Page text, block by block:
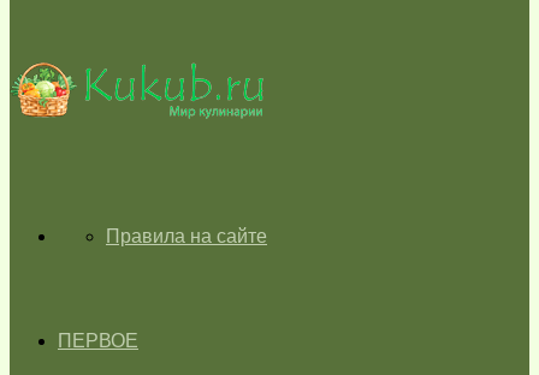
skin
ГЛАВНАЯПравила на сайте
ПЕРВОЕ